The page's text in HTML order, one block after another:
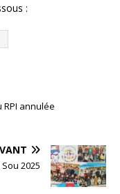
:
annulée
2025